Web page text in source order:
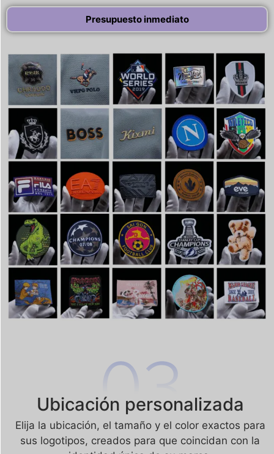
Presupuesto inmediato
Ubicación personalizada
Elija la ubicación, el tamaño y el color exactos para
sus logotipos, creados para que coincidan con la